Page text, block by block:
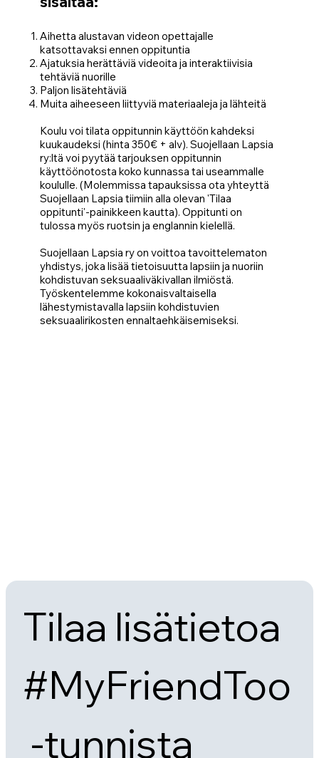
Aihetta alustavan videon opettajalle
katsottavaksi ennen oppituntia
Ajatuksia herättäviä videoita ja interaktiivisia
tehtäviä​ nuorille
Paljon lisätehtäviä
Muita aiheeseen liittyviä materiaaleja ja lähteitä
Koulu voi tilata oppitunnin käyttöön kahdeksi
kuukaudeksi (hinta 350€ + alv). Suojellaan Lapsia
ry:ltä voi pyytää tarjouksen oppitunnin
käyttöönotosta koko kunnassa tai useammalle
koululle. (Molemmissa tapauksissa ota yhteyttä
Suojellaan Lapsia tiimiin alla olevan 'Tilaa
oppitunti'-painikkeen kautta). Oppitunti on
tulossa myös ruotsin ja englannin kielellä.
Suojellaan Lapsia ry on voittoa tavoittelematon
yhdistys, joka lisää tietoisuutta lapsiin ja nuoriin
kohdistuvan seksuaaliväkivallan ilmiöstä.
Työskentelemme kokonaisvaltaisella
lähestymistavalla lapsiin kohdistuvien
seksuaalirikosten ennaltaehkäisemiseksi.
Tilaa lisätietoa
#MyFriendToo
-tunnista